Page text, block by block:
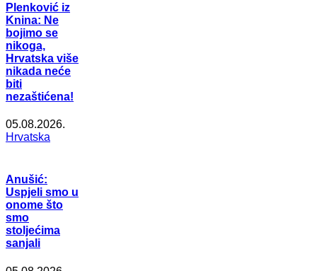
Plenković iz
Knina: Ne
bojimo se
nikoga,
Hrvatska više
nikada neće
biti
nezaštićena!
05.08.2026.
Hrvatska
Anušić:
Uspjeli smo u
onome što
smo
stoljećima
sanjali